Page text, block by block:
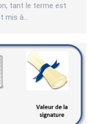
tant le terme est
mis à…